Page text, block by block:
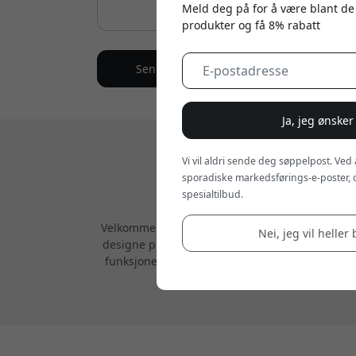
Send
Velkommen til Mujjo, hvor vi kombinerer
designe produkter som forbedrer
funksjonelle, og gir beskyttelse uten å gå på
og
Meld deg på for å være blant
produkter og få 8% rabatt
Ja, jeg
Vi vil aldri sende deg søppelpost.
sporadiske markedsførings-e-
spesialtilbud.
Nei, jeg vil heller